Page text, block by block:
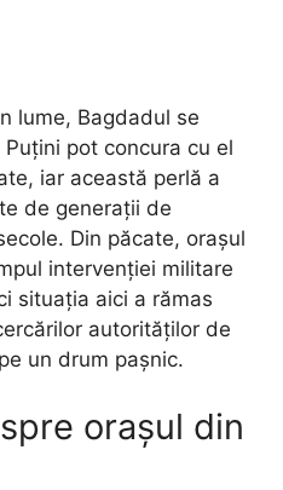
lume, Bagdadul se
pot concura cu el
iar această perlă a
de generații de
Din păcate, orașul
intervenției militare
situația aici a rămas
autorităților de
un drum pașnic.
orașul din